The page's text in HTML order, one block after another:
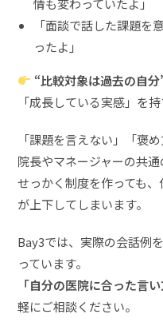
情も変わっていたよ」
「面談で話した課題を
ったよ」
“比較対象は過去の自分
「成長している実感」を
「課題を言えない」「褒
院長やマネージャーの共通
せっかく制度を作っても
が上下してしまいます。
Bay3では、実際の会話例
っています。
「自分の医院に合った言
軽にご相談ください。